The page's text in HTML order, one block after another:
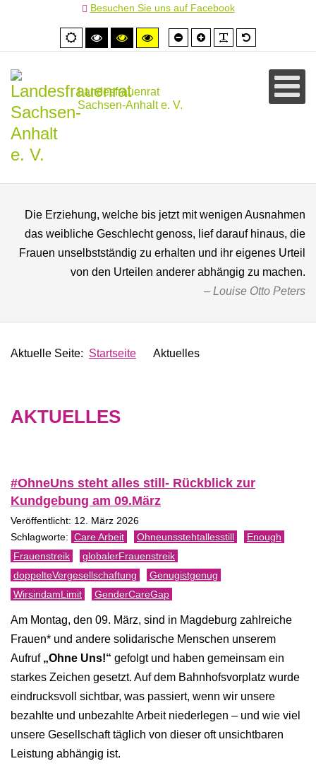
Besuchen Sie uns auf Facebook
Normale
Ansicht
Hoher
Kontrast
Hoher
Kontrast
Hoher
Kontrast
Schrift
kleiner
Schrift
größer
Landesfrauenrat
Sachsen-Anhalt e. V.
Die Erziehung, welche bis jetzt mit wenigen Ausnahmen
das weibliche Geschlecht genoss, lief darauf hinaus, die
Frauen unselbstständig zu erhalten und ihr eigenes Urteil
von den Urteilen anderer abhängig zu machen.
Louise Otto Peters
Aktuelle Seite: Startseite Aktuelles
AKTUELLES
#OhneUns steht alles still- Rückblick zur
Kundgebung am 09.März
Veröffentlicht: 12. März 2026
Care Arbeit Ohneunsstehtallesstill
Enough
Frauenstreik
globalerFrauenstreik
doppelteVergesellschaftung
Genugistgenug
WirsindamLimit
GenderCareGap
Am Montag, den 09. März, sind in Magdeburg zahlreiche
Frauen* und andere solidarische Menschen unserem
Aufruf „Ohne Uns!“ gefolgt und haben gemeinsam ein
starkes Zeichen gesetzt. Auf dem Bahnhofsvorplatz wurde
eindrucksvoll sichtbar, was passiert, wenn wir unsere
bezahlte und unbezahlte Arbeit niederlegen – und wie viel
unsere Gesellschaft täglich von dieser oft unsichtbaren
Leistung abhängig ist.